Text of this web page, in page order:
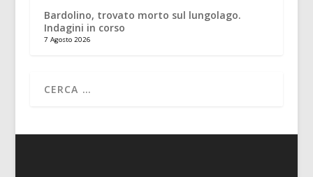
Bardolino, trovato morto sul lungolago.
Indagini in corso
7 Agosto 2026